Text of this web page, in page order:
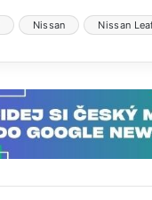
Nissan Nissan